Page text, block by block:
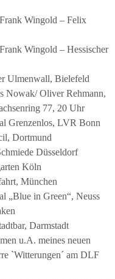
Wingold – Felix
Wingold – Hessischer
Ulmenwall, Bielefeld
Nowak/ Oliver Rehmann,
77, 20 Uhr
Grenzenlos, LVR Bonn
Dortmund
Düsseldorf
Köln
München
„Blue in Green“, Neuss
Darmstadt
u.A. meines neuen
`Witterungen´ am DLF